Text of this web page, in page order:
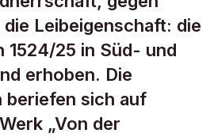
Leibeigenschaft: die
1524/25 in Süd- und
erhoben. Die
beriefen sich auf
„Von der